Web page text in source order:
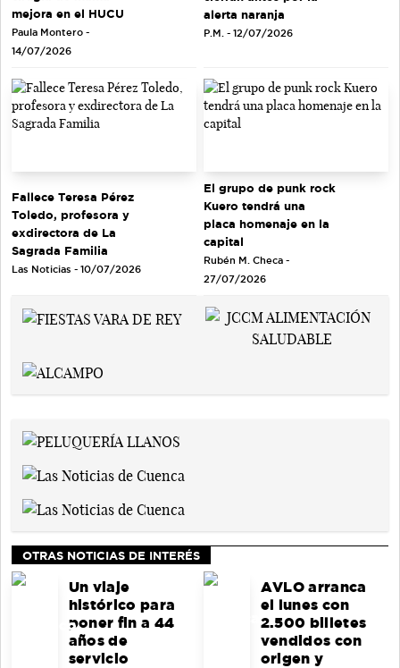
mejora en el HUCU
Paula Montero -
14/07/2026
alerta naranja
P.M. - 12/07/2026
Fallece Teresa Pérez
Toledo, profesora y
exdirectora de La
Sagrada Familia
Las Noticias - 10/07/2026
El grupo de punk rock
Kuero tendrá una
placa homenaje en la
capital
Rubén M. Checa -
27/07/2026
OTRAS NOTICIAS DE INTERÉS
Un viaje
histórico para
poner fin a 44
años de
servicio
AVLO arranca
el lunes con
2.500 billetes
vendidos con
origen y